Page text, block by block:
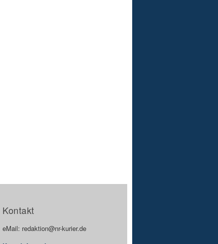
Kontakt
eMail: redaktion@nr-kurier.de